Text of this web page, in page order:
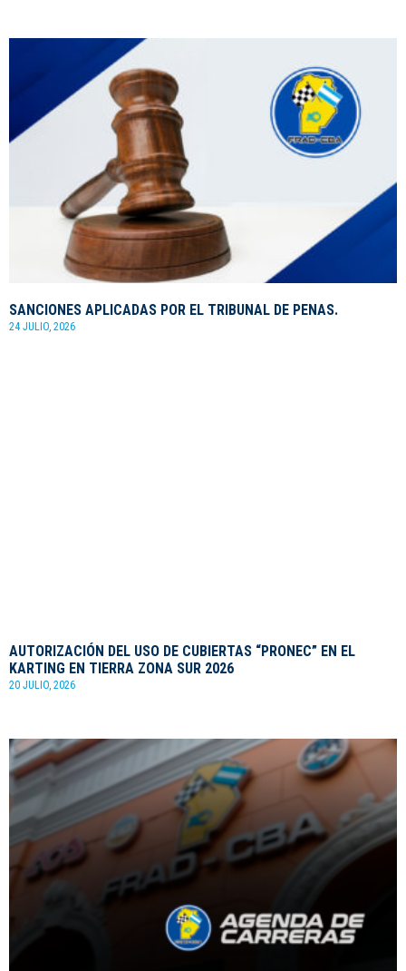
SANCIONES APLICADAS POR EL TRIBUNAL DE PENAS.
24 JULIO, 2026
AUTORIZACIÓN DEL USO DE CUBIERTAS “PRONEC” EN EL
KARTING EN TIERRA ZONA SUR 2026
20 JULIO, 2026